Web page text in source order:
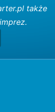
także